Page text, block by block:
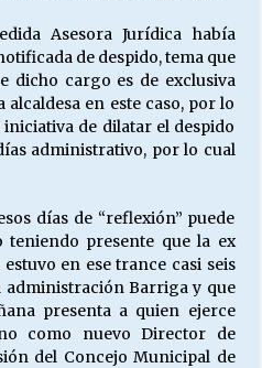
Asesora Jurídica había
de despido, tema que
dicho cargo es de exclusiva
en este caso, por lo
iniciativa de dilatar el despido
administrativo, por lo cual
días de “reflexión” puede
teniendo presente que la ex
en ese trance casi seis
administración Barriga y que
presenta a quien ejerce
como nuevo Director de
del Concejo Municipal de